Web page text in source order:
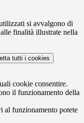
si avvalgono di
finalità illustrate nella
tutti i cookies
cookie consentire.
il funzionamento della
al funzionamento potete